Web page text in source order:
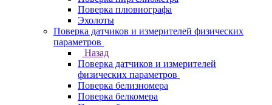
Поверка плювиографа
Эхолоты
Поверка датчиков и измерителей физических
параметров
Назад
Поверка датчиков и измерителей
физических параметров
Поверка белизномера
Поверка белкомера